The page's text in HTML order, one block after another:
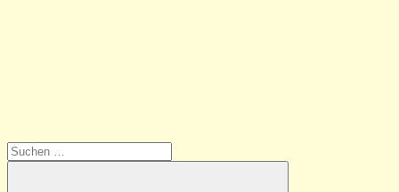
Suchen
nach: